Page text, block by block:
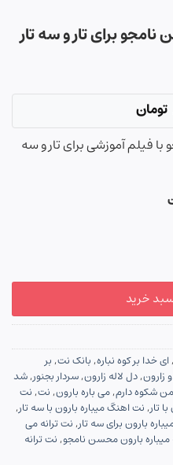
برای تار و سه تار
تومان
فیلم آموزشی برای تار و سه
خرید
,ای خدا بر کوه نباره,بانک نت,بر
زارون,دل لاله زارون,سردار بجنور,شد
من شکوه دارم,می باره بارون,نت,نت
تار,نت اهنگ میباره بارون با سه تار,
بارون برای سه تار,نت ترانه می
میباره بارون محسن نامجو,نت ترانه